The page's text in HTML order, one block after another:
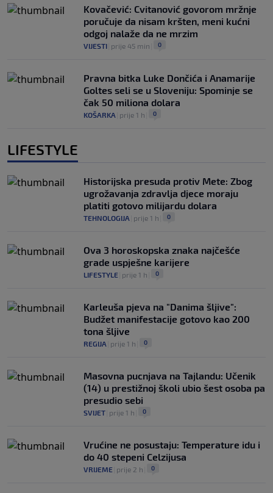
Kovačević: Cvitanović govorom mržnje
poručuje da nisam kršten, meni kućni
odgoj nalaže da ne mrzim
VIJESTI prije 45 min 0
Pravna bitka Luke Dončića i Anamarije
Goltes seli se u Sloveniju: Spominje se
čak 50 miliona dolara
KOŠARKA prije 1 h 0
LIFESTYLE
Historijska presuda protiv Mete: Zbog
ugrožavanja zdravlja djece moraju
platiti gotovo milijardu dolara
TEHNOLOGIJA prije 1 h 0
Ova 3 horoskopska znaka najčešće
grade uspješne karijere
LIFESTYLE prije 1 h 0
Karleuša pjeva na "Danima šljive":
Budžet manifestacije gotovo kao 200
tona šljive
REGIJA prije 1 h 0
Masovna pucnjava na Tajlandu: Učenik
(14) u prestižnoj školi ubio šest osoba pa
presudio sebi
SVIJET prije 1 h 0
Vrućine ne posustaju: Temperature idu i
do 40 stepeni Celzijusa
VRIJEME prije 2 h 0